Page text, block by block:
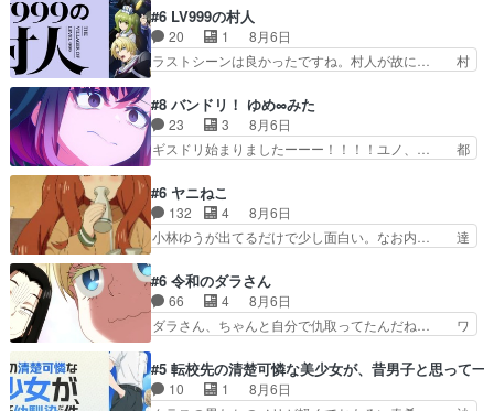
んを怪異と見間違え叫んでお… 交通系悪霊除霊ツ
アー編！どっちが悪かよく… よく見ないと気付け
ない2つのエピソードに…
らえた最初の一冊お客にプロポーズ… 遅れて5
話，コミティア前哨戦ですが，ここ… 「同情は創
作の敵」いい言葉だ。でも応援す… 東京で開かれ
る即売会に行って自分たちの本… 一冊売る事の苦
けはったねー編集さん。同… 自分の妄想を買って
くれる人がいるというも… 初めて自分の漫画が売
れた時の感動、懐かし…
#6 LV999の村人
20 1
8月6日
ラストシーンは良かったですね。村人が故に… 村
スと10年後に結婚の約束をした鏡ずっ… カジノ
スタッフ募集するも集まらない更に追… 王命でク
ルルの監視をすることになったデビ… 最強の村
人・鏡との出会いで少しは変わった… やはり何か
への恨みは根深そうやね姫を舐… 新キャラが登場
早々変態扱いされてる件。タ… まだまだお元気そ
うなお声で……不意打ち過…
#8 バンドリ！ ゆめ∞みた
23 3
8月6日
ギスドリ始まりましたーーー！！！！ユノ、… 都
復を見守っていかないと、ですね！！み… 開幕聞
き取りスタッフに定治いなかった？ま… ののちゃ
んのお手当てはお節介だったりする… ビオラの立
ち回り害悪すぎるお近づきの印が… ・律っちゃん
一難、律がビオラの呪縛から… 「私はあなたが嫌
いなんです」「バンドやめ… 何が起きているの
か！？次週、みゅーたいぷ…
#6 ヤニねこ
132 4
8月6日
小林ゆうが出てるだけで少し面白い。なお内… 達
マドンってなんなん！？人見知りっぽい… なんな
ら下ネタ0じゃなかったかこんな回が… 他のエピ
ソードに対してマイルドな回だった… 今回はだい
ぶある程度抑えてる？w感じな気… アルねこ、そ
ていたゴキブリ死んでるGP… アルねこ危険です
よね。健康的な面で··江… 酔い潰れ行き着いた江
#6 令和のダラさん
66 4
8月6日
ダラさん、ちゃんと自分で仇取ってたんだね… ワ
ットに憧れてビーム撃ちたいと…そうい… 余りに
も凄惨なダラさんの過去ダラさんの６… 過去編は
これで一区切りかなギャグも面白い… ガンガガン
#5 転校先の清楚可憐な美少女が、昔男子と思って一
10 1
8月6日